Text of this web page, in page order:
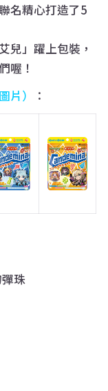
名精心打造了5
兒」躍上包裝，
喔！
片） ：
珠